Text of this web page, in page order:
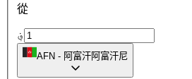
從
؋
AFN - 阿富汗阿富汗尼